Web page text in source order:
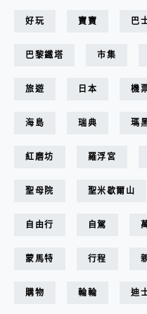
好玩 寶寶 巴
巴黎鐵塔 市集
旅遊 日本 機
海島 瑞典 瑪
紅磨坊 羅浮宮
聖母院 聖米歇爾山
自由行 自駕
蒙馬特 行程
購物 輪輪 迪